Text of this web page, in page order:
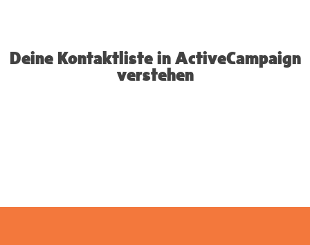
Deine Kontaktliste in ActiveCampaign
verstehen